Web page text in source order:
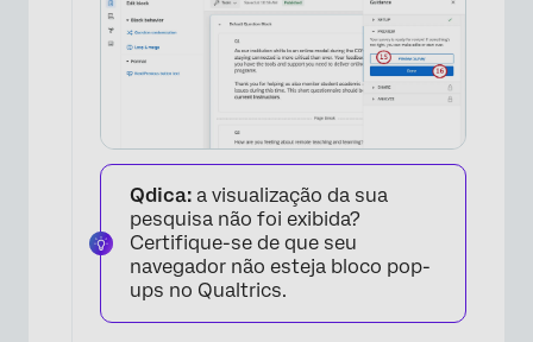
Qdica: a visualização da sua
pesquisa não foi exibida?
Certifique-se de que seu
navegador não esteja bloco pop-
ups no Qualtrics.